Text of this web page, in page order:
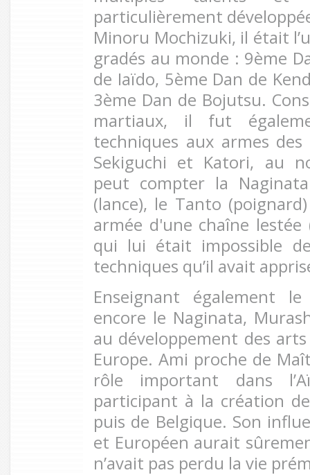
particulièrement
Minoru Mochizuki, il était
gradés au monde : 9ème
de Iaïdo, 5ème Dan de
3ème Dan de Bojutsu.
martiaux, il fut
techniques aux armes
Sekiguchi et Katori, au
peut compter la
(lance), le Tanto
armée d'une chaîne lestée
qui lui était impossible
techniques qu’il avait
Enseignant également
encore le Naginata,
au développement des
Europe. Ami proche de
rôle important dans
participant à la création
puis de Belgique. Son
et Européen aurait
n’avait pas perdu la vie